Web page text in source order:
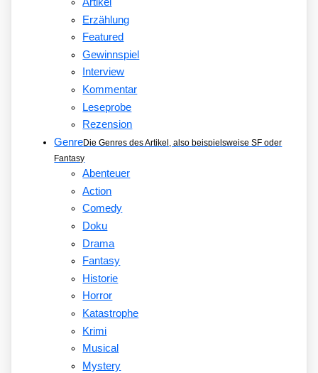
Erzählung
Featured
Gewinnspiel
Interview
Kommentar
Leseprobe
Rezension
GenreDie Genres des Artikel, also beispielsweise SF oder
Fantasy
Abenteuer
Action
Comedy
Doku
Drama
Fantasy
Historie
Horror
Katastrophe
Krimi
Musical
Mystery